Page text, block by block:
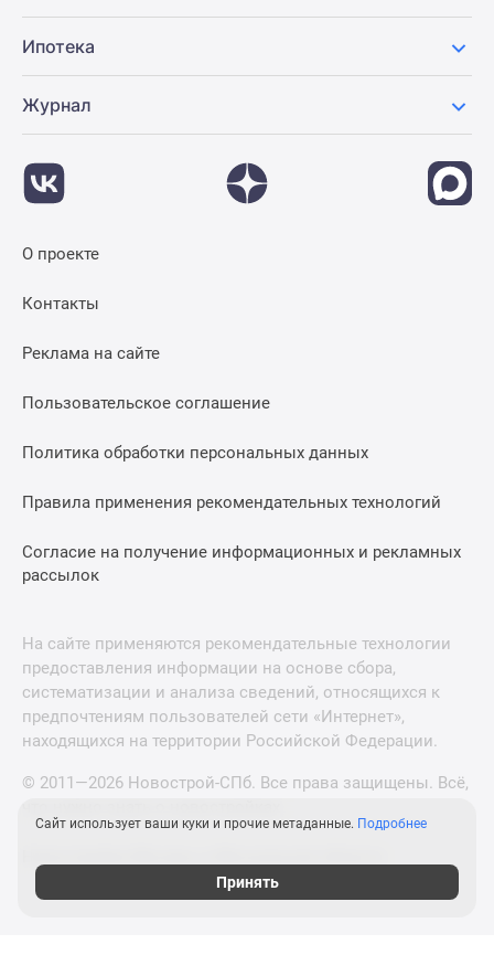
Ипотека
Журнал
О проекте
Контакты
Реклама на сайте
Пользовательское соглашение
Политика обработки персональных данных
Правила применения рекомендательных технологий
Согласие на получение информационных и рекламных
рассылок
На сайте применяются рекомендательные технологии
предоставления информации на основе сбора,
систематизации и анализа сведений, относящихся к
предпочтениям пользователей сети «Интернет»,
находящихся на территории Российской Федерации.
© 2011—2026 Новострой-СПб. Все права защищены. Всё,
Сайт использует ваши куки и прочие метаданные. Подробнее
Принять